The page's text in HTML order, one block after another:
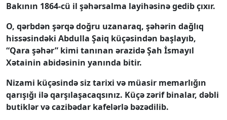
Bakının 1864-cü il şəhərsalma layihəsinə gedib çıxır.
O, qərbdən şərqə doğru uzanaraq, şəhərin dağlıq
hissəsindəki Abdulla Şaiq küçəsindən başlayıb,
“Qara şəhər” kimi tanınan ərazidə Şah İsmayıl
Xətainin abidəsinin yanında bitir.
Nizami küçəsində siz tarixi və müasir memarlığın
qarışığı ilə qarşılaşacaqsınız. Küçə zərif binalar, dəbli
butiklər və cazibədar kafelərlə bəzədilib.